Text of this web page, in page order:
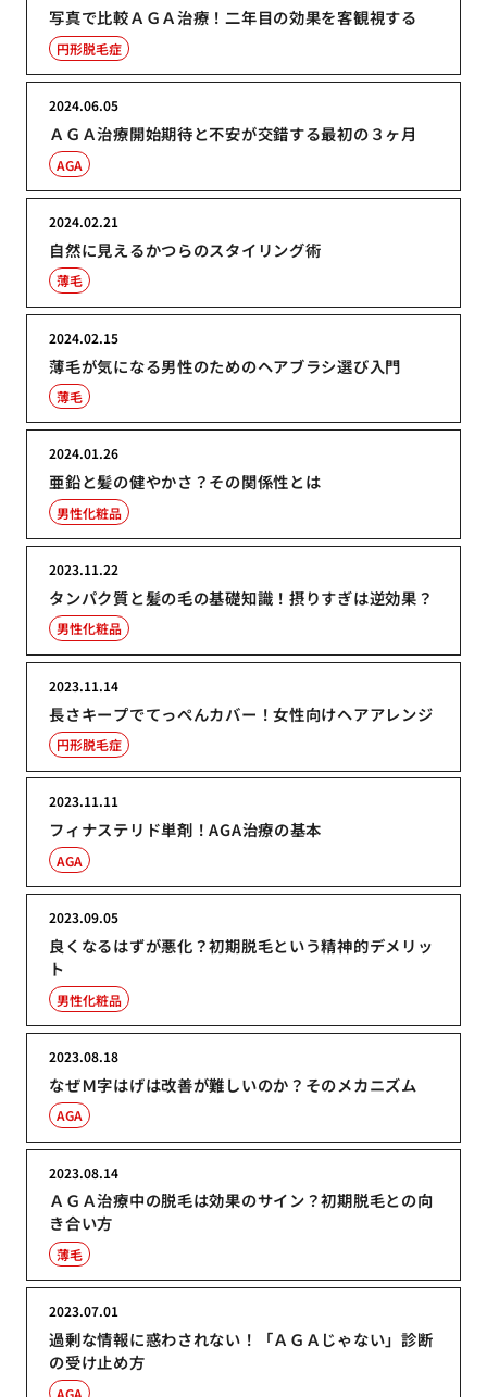
写真で比較ＡＧＡ治療！二年目の効果を客観視する
円形脱毛症
ＡＧＡ治療開始期待と不安が交錯する最初の３ヶ月
2024.06.05
AGA
自然に見えるかつらのスタイリング術
2024.02.21
薄毛
薄毛が気になる男性のためのヘアブラシ選び入門
2024.02.15
薄毛
亜鉛と髪の健やかさ？その関係性とは
2024.01.26
男性化粧品
タンパク質と髪の毛の基礎知識！摂りすぎは逆効果？
2023.11.22
男性化粧品
長さキープでてっぺんカバー！女性向けヘアアレンジ
2023.11.14
円形脱毛症
フィナステリド単剤！AGA治療の基本
2023.11.11
AGA
良くなるはずが悪化？初期脱毛という精神的デメリッ
ト
2023.09.05
男性化粧品
なぜＭ字はげは改善が難しいのか？そのメカニズム
2023.08.18
AGA
ＡＧＡ治療中の脱毛は効果のサイン？初期脱毛との向
き合い方
2023.08.14
薄毛
過剰な情報に惑わされない！「ＡＧＡじゃない」診断
の受け止め方
2023.07.01
AGA